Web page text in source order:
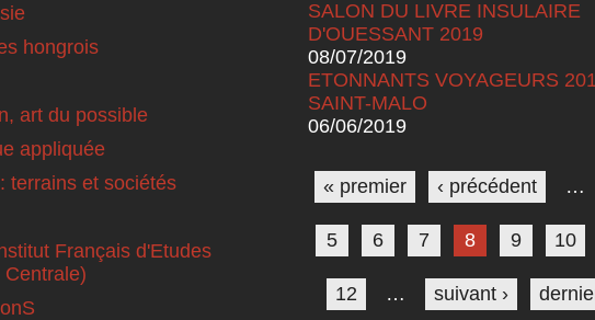
hongrois
art du possible
appliquée
terrains et sociétés
Français d'Etudes
SALON DU LIVRE INSULAIRE
D'OUESSANT 2019
08/07/2019
ETONNANTS VOYAGEURS
SAINT-MALO
06/06/2019
Pages
« premier ‹ précédent …
5 6 7 8 9 10
12 … suivant ›